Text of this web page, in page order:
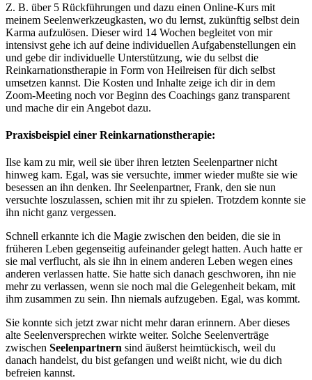
Z. B. über 5 Rückführungen und dazu einen Online-Kurs mit
meinem Seelenwerkzeugkasten, wo du lernst, zukünftig selbst dein
Karma aufzulösen. Dieser wird 14 Wochen begleitet von mir
intensivst gehe ich auf deine individuellen Aufgabenstellungen ein
und gebe dir individuelle Unterstützung, wie du selbst die
Reinkarnationstherapie in Form von Heilreisen für dich selbst
umsetzen kannst. Die Kosten und Inhalte zeige ich dir in dem
Zoom-Meeting noch vor Beginn des Coachings ganz transparent
und mache dir ein Angebot dazu.
Praxisbeispiel einer Reinkarnationstherapie:
Ilse kam zu mir, weil sie über ihren letzten Seelenpartner nicht
hinweg kam. Egal, was sie versuchte, immer wieder mußte sie wie
besessen an ihn denken. Ihr Seelenpartner, Frank, den sie nun
versuchte loszulassen, schien mit ihr zu spielen. Trotzdem konnte sie
ihn nicht ganz vergessen.
Schnell erkannte ich die Magie zwischen den beiden, die sie in
früheren Leben gegenseitig aufeinander gelegt hatten. Auch hatte er
sie mal verflucht, als sie ihn in einem anderen Leben wegen eines
anderen verlassen hatte. Sie hatte sich danach geschworen, ihn nie
mehr zu verlassen, wenn sie noch mal die Gelegenheit bekam, mit
ihm zusammen zu sein. Ihn niemals aufzugeben. Egal, was kommt.
Sie konnte sich jetzt zwar nicht mehr daran erinnern. Aber dieses
alte Seelenversprechen wirkte weiter. Solche Seelenverträge
zwischen Seelenpartnern sind äußerst heimtückisch, weil du
danach handelst, du bist gefangen und weißt nicht, wie du dich
befreien kannst.